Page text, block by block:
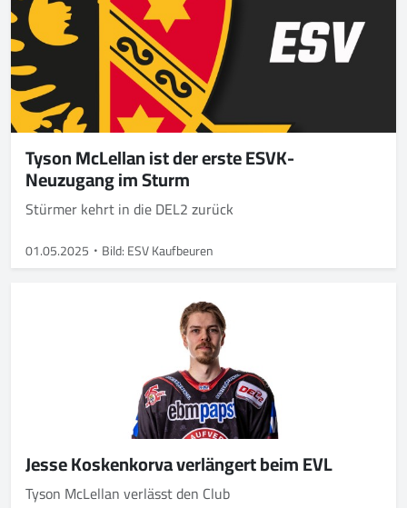
Tyson McLellan ist der erste ESVK-
Neuzugang im Sturm
Stürmer kehrt in die DEL2 zurück
01.05.2025 Bild: ESV Kaufbeuren
Jesse Koskenkorva verlängert beim EVL
Tyson McLellan verlässt den Club